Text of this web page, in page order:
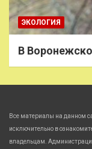
ЭКОЛОГИЯ
В
Все материалы на данном
исключительно в
владельцам.